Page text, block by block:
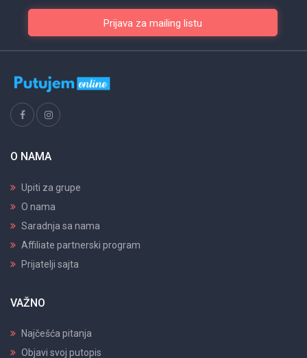
Prijava za mailing listu
O NAMA
Upiti za grupe
O nama
Saradnja sa nama
Affiliate partnerski program
Prijatelji sajta
VAŽNO
Najčešća pitanja
Objavi svoj putopis